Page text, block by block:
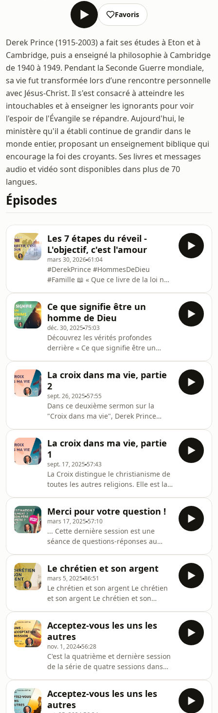
Favoris
Derek Prince (1915-2003) a fait ses études à Eton et à
Cambridge, puis a enseigné la philosophie à Cambridge
de 1940 à 1949. Pendant la Seconde Guerre mondiale,
sa vie fut transformée lors d’une rencontre personnelle
avec Jésus-Christ. Il s'est consacré à atteindre les
intouchables et à enseigner les ignorants pour voir
l'espoir de l'Évangile se répandre. Aujourd'hui, le
ministère qu'il a établi continue de grandir dans le
monde entier, proposant un enseignement biblique qui
encourage la foi des croyants. Ses livres et messages
audio et vidéo sont disponibles dans plus de 70
langues.
Épisodes
Les 7 étapes du réveil -
L'objectif, c'est l'amour
mars 30, 202661:04
#DerekPrince #HommesDeDieu
#Famille 📖 « Que ce livre de la loi ne
selon tout ce qui y est écrit ; car c'est
alors que tu auras du succès dans tes
entreprises, c'est alors que tu
réussiras. »...
Ce que signifie être un
homme de Dieu
déc. 30, 2025 75:03
Découvrez les vérités profondes
derrière « Ce que signifie être un
Luttez contre l’attaque satanique
systématique contre la masculinité en
vous basant sur les Écritures et
devenez un véritable homme de Dieu.
Plongez profondément dans ce sujet
vital et comprenez...
La croix dans ma vie, partie
2
sept. 26, 2025 57:55
Dans ce deuxième sermon sur la
"Croix dans ma vie", Derek Prince
chrétiens et les problèmes
corrompant les églises quand elles
sous-estiment son importance.
La croix dans ma vie, partie
1
sept. 17, 2025 57:43
La Croix distingue le christianisme de
toutes les autres religions. Elle est la
sagesse secrète de Dieu, la
démonstration ultime de l'amour de
Dieu.
Merci pour votre question !
mars 17, 2025 57:10
... Cette dernière session est une
séance de questions-réponses au
des questions qui nous ont été
posées, principalement en rapport
avec l'enseignement donné dans les
sessions précédentes. Ruth et moi
avons parcouru ensemble les
questions-réponses et...
Le chrétien et son argent
mars 5, 2025 86:51
Le chrétien et son argent Le chrétien
et son argent Le chrétien et son
son argent Le chrétien et son argent
Le chrétien et son argent Le chrétien
et son argent Le chrétien et son
argent...
Acceptez-vous les uns les
autres
nov. 1, 2024 56:28
C'est la quatrième et dernière session
de la série de quatre sessions dans
Romains. Nous sommes arrivés au
chapitre 15 et nous nous sommes
Acceptez-vous les uns les
autres